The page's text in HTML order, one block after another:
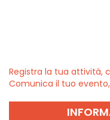
Registra la tua attività,
Comunica il tuo